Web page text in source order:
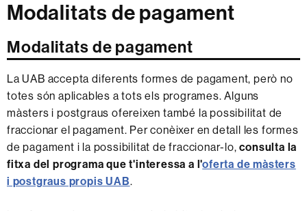
navegació
Modalitats de pagament
Modalitats de pagament
La UAB accepta diferents formes de pagament, però no
totes són aplicables a tots els programes. Alguns
màsters i postgraus ofereixen també la possibilitat de
fraccionar el pagament. Per conèixer en detall les formes
de pagament i la possibilitat de fraccionar-lo,consulta la
fitxa del programa que t'interessa a l'oferta de màsters
i postgraus propis UAB.